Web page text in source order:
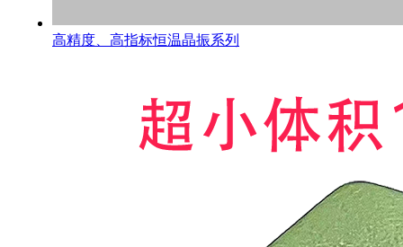
高精度、高指标恒温晶振系列